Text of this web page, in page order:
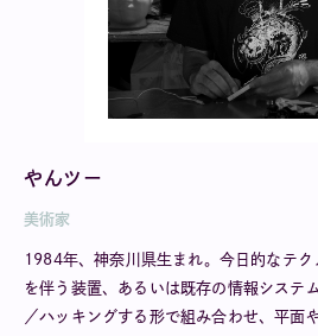
やんツー
美術家
1984年、神奈川県生まれ。今日的なテク
を伴う装置、あるいは既存の情報システ
／ハッキングする形で組み合わせ、平面